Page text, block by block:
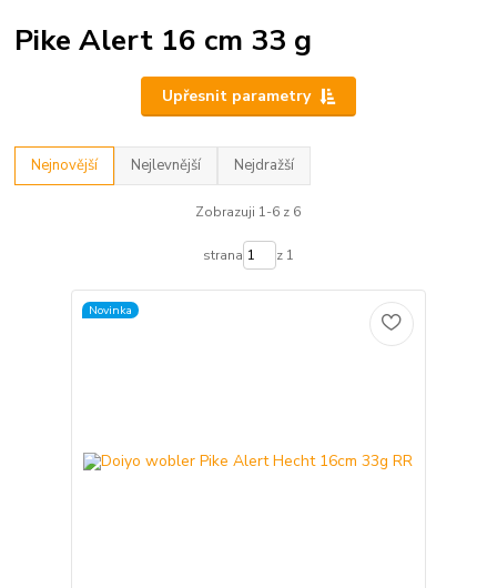
Pike Alert 16 cm 33 g
Upřesnit parametry
Nejnovější Nejlevnější Nejdražší
Zobrazuji 1-6 z 6
strana z 1
Novinka